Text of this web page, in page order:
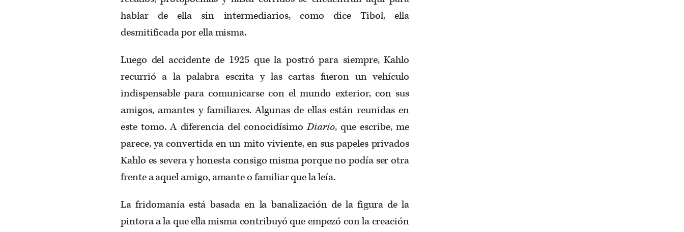
hablar de ella sin intermediarios, como dice Tibol, ella
desmitificada por ella misma.
Luego del accidente de 1925 que la postró para siempre, Kahlo
recurrió a la palabra escrita y las cartas fueron un vehículo
indispensable para comunicarse con el mundo exterior, con sus
amigos, amantes y familiares. Algunas de ellas están reunidas en
este tomo. A diferencia del conocidísimoDiario, que escribe, me
parece, ya convertida en un mito viviente, en sus papeles privados
Kahlo es severa y honesta consigo misma porque no podía ser otra
frente a aquel amigo, amante o familiar que la leía.
La fridomanía está basada en la banalización de la figura de la
pintora a la que ella misma contribuyó que empezó con la creación